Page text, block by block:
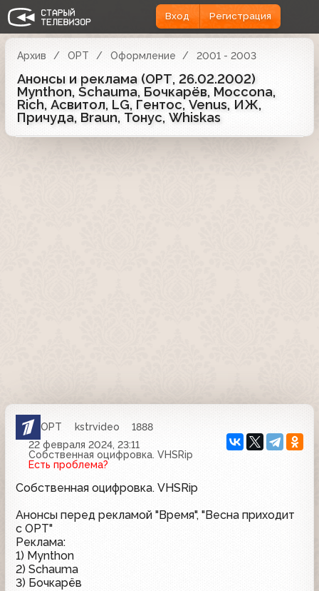
Вход Регистрация
Архив ОРТ Оформление 2001 - 2003
Анонсы и реклама (ОРТ, 26.02.2002)
Mynthon, Schauma, Бочкарёв, Moccona,
Rich, Асвитол, LG, Гентос, Venus, ИЖ,
Причуда, Braun, Тонус, Whiskas
ОРТ kstrvideo
1888
22 февраля 2024, 23:11
Собственная оцифровка. VHSRip
Есть проблема?
Собственная оцифровка. VHSRip
Анонсы перед рекламой "Время", "Весна приходит
с ОРТ"
Реклама:
1) Mynthon
2) Schauma
3) Бочкарёв